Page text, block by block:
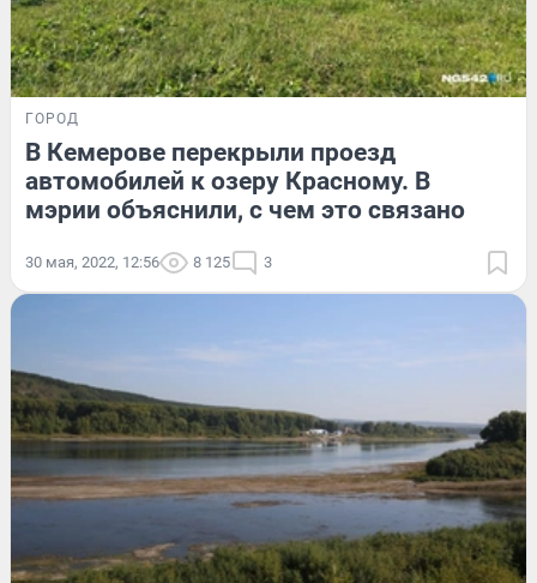
ГОРОД
В Кемерове перекрыли проезд
автомобилей к озеру Красному. В
мэрии объяснили, с чем это связано
30 мая, 2022, 12:56 8 125 3